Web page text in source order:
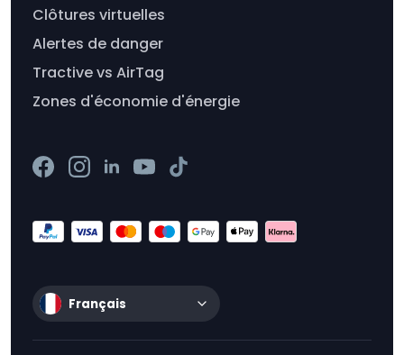
Clôtures virtuelles
Alertes de danger
Tractive vs AirTag
Zones d'économie d'énergie
Français